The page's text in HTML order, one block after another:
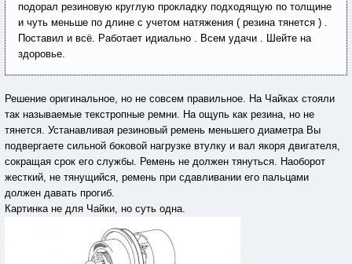
подорал резиновую круглую прокладку подходящую по толщине
и чуть меньше по длине с учетом натяжения ( резина тянется ) .
Поставил и всё. Работает идиально . Всем удачи . Шейте на
здоровье.
Решение оригинальное, но не совсем правильное. На Чайках стояли
так называемые текстропные ремни. На ощупь как резина, но не
тянется. Устанавливая резиновый ремень меньшего диаметра Вы
подвергаете сильной боковой нагрузке втулку и вал якоря двигателя,
сокращая срок его службы. Ремень не должен тянуться. Наоборот
жесткий, не тянущийся, ремень при сдавливании его пальцами
должен давать прогиб.
Картинка не для Чайки, но суть одна.